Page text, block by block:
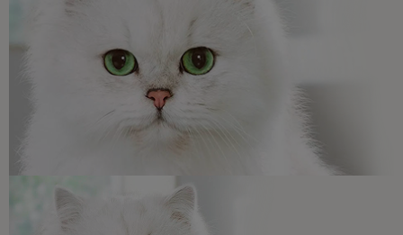
todas nuestras marcas.​
¡No te lo pierdas, únete a Purina y empieza
a disfrutar ya de las ventajas!​